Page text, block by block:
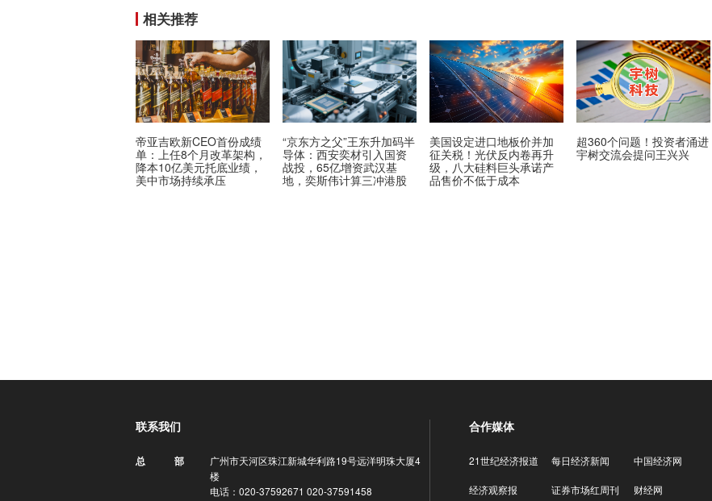
相关推荐
帝亚吉欧新CEO首份成绩
单：上任8个月改革架构，
降本10亿美元托底业绩，
美中市场持续承压
“京东方之父”王东升加码半
导体：西安奕材引入国资
战投，65亿增资武汉基
地，奕斯伟计算三冲港股
美国设定进口地板价并加
征关税！光伏反内卷再升
级，八大硅料巨头承诺产
品售价不低于成本
超360个问题！投资者涌进
宇树交流会提问王兴兴
联系我们
总 部
广州市天河区珠江新城华利路19号远洋明珠大厦4
楼
电话：020-37592671 020-37591458
合作媒体
21世纪经济报道 每日经济新闻 中国经济网
经济观察报 证券市场红周刊 财经网